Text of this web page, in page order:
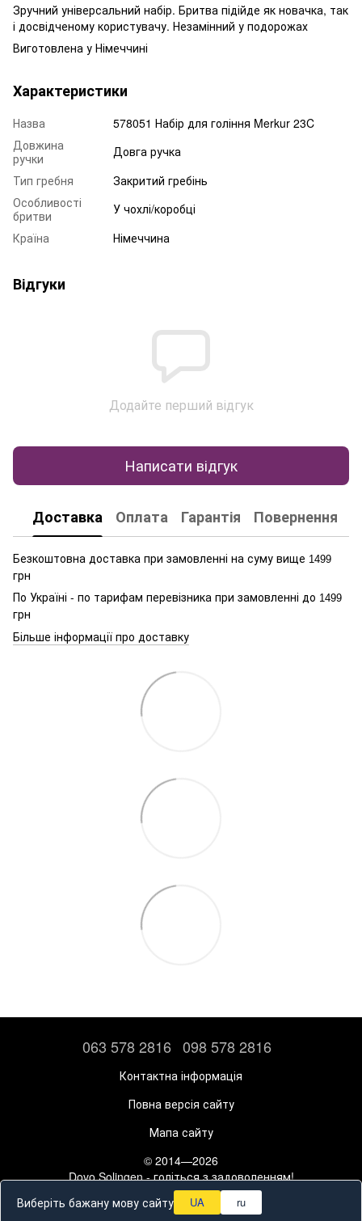
Зручний універсальний набір. Бритва підійде як новачка, так
і досвідченому користувачу. Незамінний у подорожах
Виготовлена у Німеччині
Характеристики
Назва
578051 Набір для гоління Merkur 23C
Довжина
ручки
Довга ручка
Тип гребня
Закритий гребінь
Особливості
бритви
У чохлі/коробці
Країна
Німеччина
Відгуки
Додайте перший відгук
Написати відгук
Доставка Оплата Гарантія Повернення
Безкоштовна доставка при замовленні на суму вище 1499
грн
По Україні - по тарифам перевізника при замовленні до 1499
грн
Більше інформації про доставку
063 578 2816 098 578 2816
Контактна інформація
Повна версія сайту
Мапа сайту
© 2014—2026
Dovo Solingen - голіться з задоволенням!
Рус Укр
Виберіть бажану мову сайту UA ru